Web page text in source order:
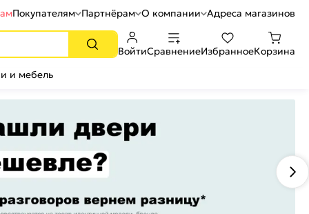
Покупателям Партнёрам О компании Адреса магазинов
ВойтиСравнениеИзбранноеКорзина
и мебель